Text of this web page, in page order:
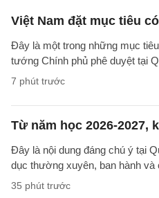
Việt Nam đặt mục tiêu
Đây là một trong những mục
tướng Chính phủ phê duyệt tại
7 phút trước
Từ năm học 2026-2027,
Đây là nội dung đáng chú ý tại
dục thường xuyên, ban hành và
35 phút trước